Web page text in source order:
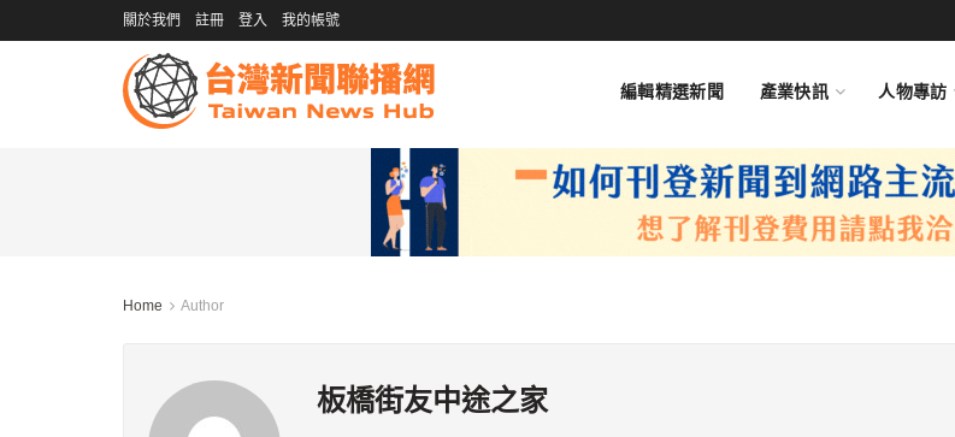
關於我們 註冊 登入 我的帳號
編輯精選新聞 產業快訊 人物專訪
Home Author
板橋街友中途之家